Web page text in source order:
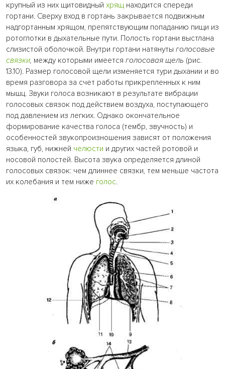
крупный из них щитовидный хрящ находится спереди
гортани. Сверху вход в гортань закрывается подвижным
надгортанным хрящом, препятствующим попаданию пищи из
ротоглотки в дыхательные пути. Полость гортани выстлана
слизистой оболочкой. Внутри гортани натянуты голосовые
связки, между которыми имеется голосовая щель (рис.
13.10). Размер голосовой щели изменяется тури дыхании и во
время разговора за счет работы прикрепленных к ним
мышц. Звуки голоса возникают в результате вибрации
голосовых связок под действием воздуха, поступающего
под давлением из легких. Однако окончательное
формирование качества голоса (тембр, звучность) и
особенностей звукопроизношения зависят от положения
языка, губ, нижней челюсти и других частей ротовой и
носовой полостей. Высота звука определяется длиной
голосовых связок: чем длиннее связки, тем меньше частота
их колебания и тем ниже голос.